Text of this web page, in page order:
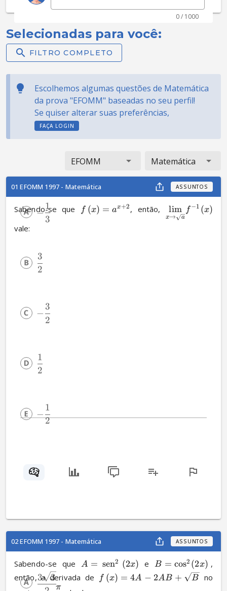
0 / 1000
Selecionadas para você:
FILTRO COMPLETO
Escolhemos algumas questões de Matemática
da prova "EFOMM" baseadas no seu perfil!
Se quiser alterar suas preferências,
FAÇA LOGIN
EFOMM Matemática
01 EFOMM 1997 - Matemática ASSUNTOS
Sabendo-se que f (x) = ax+2 , então,
x→ a
lim f −1 (x)
vale:
−
3
1
2
3
−
2
3
2
1
−
2
1
02 EFOMM 1997 - Matemática ASSUNTOS
Sabendo-se que A = sen2 (2x) e B = cos2 (2x) ,
então, a derivada de
f (x) = 4A − 2AB + B
no
π
3 3